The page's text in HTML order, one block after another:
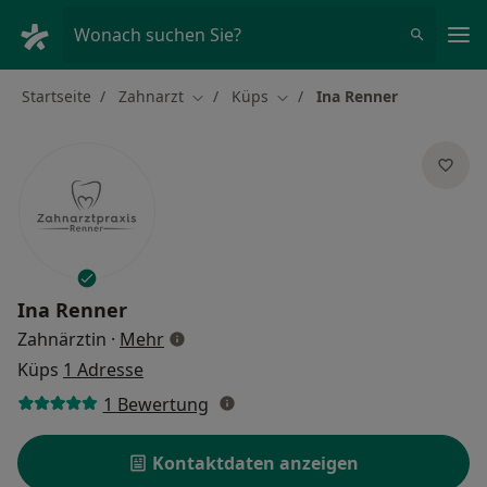
Wonach suchen Sie?
Startseite Zahnarzt Stadt ändern
Küps Stadt ändern
Ina Renner
Ina Renner
Zahnärztin · Mehrüber Spezialisierungen
Küps 1 Adresse
1 Bewertung
Kontaktdaten anzeigen